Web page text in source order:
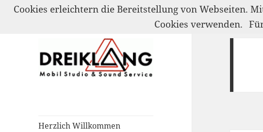
Herzlich Willkommen
Cookies erleichtern die Bereitstellung von Webseiten.
Cookies verwenden.